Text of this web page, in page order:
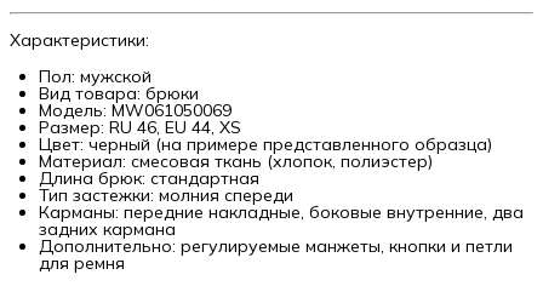
Характеристики:
Пол: мужской
Вид товара: брюки
Модель: MW061050069
Размер: RU 46, EU 44, XS
Цвет: черный (на примере представленного образца)
Материал: смесовая ткань (хлопок, полиэстер)
Длина брюк: стандартная
Тип застежки: молния спереди
Карманы: передние накладные, боковые внутренние, два
задних кармана
Дополнительно: регулируемые манжеты, кнопки и петли
для ремня